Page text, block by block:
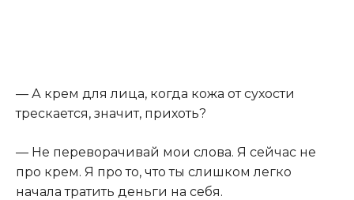
— А крем для лица, когда кожа от сухости
трескается, значит, прихоть?
— Не переворачивай мои слова. Я сейчас не
про крем. Я про то, что ты слишком легко
начала тратить деньги на себя.